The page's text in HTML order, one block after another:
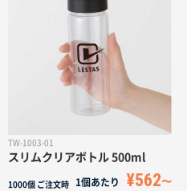
TW-1003-01
スリムクリアボトル 500ml
1000個 ご注文時 1個あたり ¥562